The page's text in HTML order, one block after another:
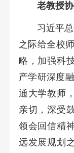
老教授
习近平
之际给全校
略，加强科
产学研深度
通大学教师
亲切，深受
领会回信精
远发展规划